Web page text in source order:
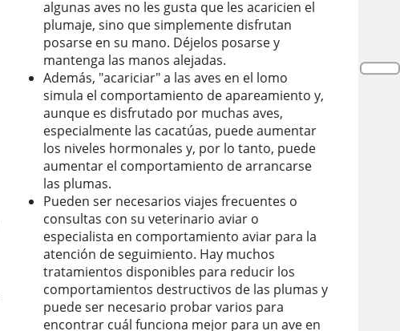
algunas aves no les gusta que les acaricien el
plumaje, sino que simplemente disfrutan
posarse en su mano. Déjelos posarse y
mantenga las manos alejadas.
Además, "acariciar" a las aves en el lomo
simula el comportamiento de apareamiento y,
aunque es disfrutado por muchas aves,
especialmente las cacatúas, puede aumentar
los niveles hormonales y, por lo tanto, puede
aumentar el comportamiento de arrancarse
las plumas.
Pueden ser necesarios viajes frecuentes o
consultas con su veterinario aviar o
especialista en comportamiento aviar para la
atención de seguimiento. Hay muchos
tratamientos disponibles para reducir los
comportamientos destructivos de las plumas y
puede ser necesario probar varios para
encontrar cuál funciona mejor para un ave en